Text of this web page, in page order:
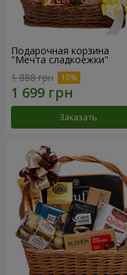
Подарочная корзина
"Мечта сладкоежки"
1 888 грн
Заказать